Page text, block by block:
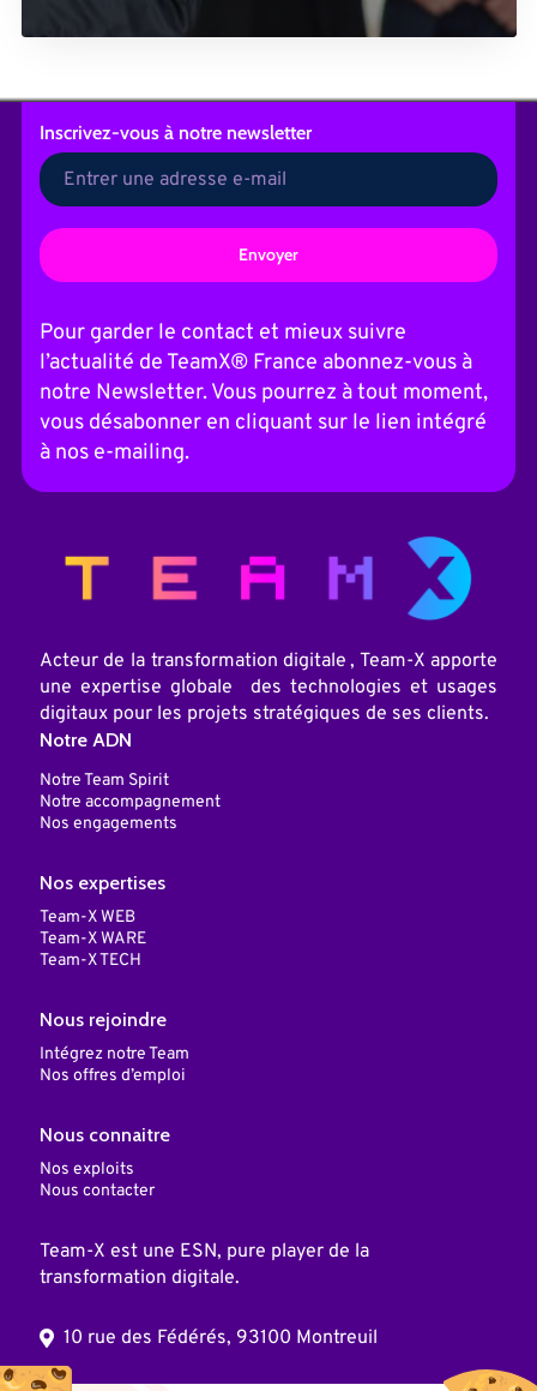
Inscrivez-vousà notre newsletter
t
e
r
n
t
i
v
Pour garder le contact et mieux suivre
l’actualité de TeamX® France abonnez-vous à
notre Newsletter. Vous pourrez à tout moment,
vous désabonner en cliquant sur le lien intégré
à nos e-mailing.
Acteur de la transformation digitale , Team-X apporte
une expertise globale des technologies et usages
digitaux pour les projets stratégiques de ses clients.
Notre ADN
Notre Team Spirit
Notre accompagnement
Nos engagements
Nos expertises
Team-X WEB
Team-X WARE
Team-X TECH
Nous rejoindre
Intégrez notre Team
Nos offres d’emploi
Nous connaitre
Nos exploits
Nous contacter
Team-X est une ESN, pure player de la
transformation digitale.
10 rue des Fédérés, 93100 Montreuil